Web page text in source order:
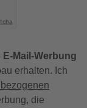
Mail-Werbung
erhalten. Ich
die